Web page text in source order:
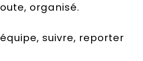
organisé.
suivre, reporter